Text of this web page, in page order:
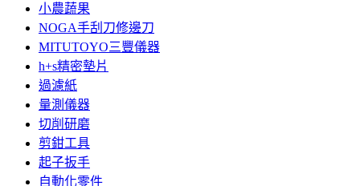
小農蔬果
NOGA手刮刀修邊刀
MITUTOYO三豐儀器
h+s精密墊片
過濾紙
量測儀器
切削研磨
剪鉗工具
起子扳手
自動化零件